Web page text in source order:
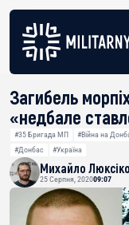
Загибель
«недбале
#35 Бригада МП #Війна на
#Донбас
#Україна
Михайло
25 Серпня, 202009:07